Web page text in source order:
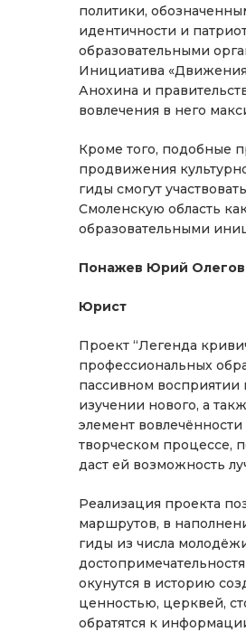
политики,
идентичности и
образовательными
Инициатива
Анохина и
вовлечения в него
Кроме того, подобные
продвижения
гиды смогут
Смоленскую область
образовательными
Понажев Юрий
Юрист
Проект “Легенда
профессиональных
пассивном
изучении нового, а
элемент
творческом процессе,
даст ей возможность
Реализация проекта
маршрутов, в
гиды из числа
окунутся в историю
ценностью, церквей,
обратятся к